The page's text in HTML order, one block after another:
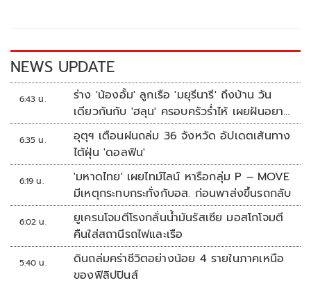
k k
NEWS UPDATE
6:43 น.
ร่าง 'น้องอั้ม' ลูกเรือ 'มยุรีนารี' ถึงบ้าน วัน
เดียวกันกับ 'ฮลุน' ครอบครัวร่ำไห้ เผยฝันอยาก
เป็นทหารเรือ
6:35 น.
อุตุฯ เตือนฝนถล่ม 36 จังหวัด อัปเดตเส้นทาง
ไต้ฝุ่น 'ดอลฟิน'
6:19 น.
'มหาดไทย' เผยไทม์ไลน์ หารือกลุ่ม P – MOVE
มีเหตุกระทบกระทั่งกับอส. ก่อนพาส่งขึ้นรถกลับ
6:02 น.
ยูเครนโจมตีโรงกลั่นน้ำมันรัสเซีย มอสโกโจมตี
คืนใส่สถานีรถไฟและเรือ
5:40 น.
ดินถล่มคร่าชีวิตอย่างน้อย 4 รายในภาคเหนือ
ของฟิลิปปินส์